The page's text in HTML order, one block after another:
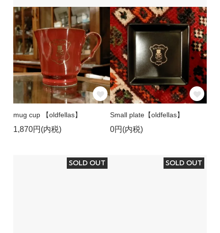
mug cup 【oldfellas】
1,870円(内税)
Small plate【oldfellas】
0円(内税)
SOLD OUT SOLD OUT